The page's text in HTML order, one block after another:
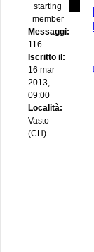
starting
member
Messaggi:
116
Iscritto il:
16 mar
2013,
09:00
Località:
Vasto
(CH)